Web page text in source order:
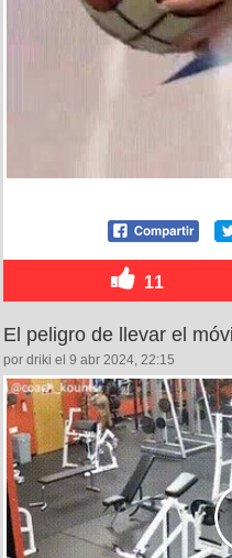
11
El peligro de llevar el
por driki el 9 abr 2024, 22:15